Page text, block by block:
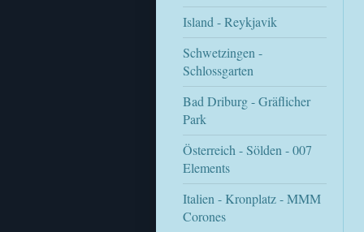
Island - Reykjavik
Schwetzingen -
Schlossgarten
Bad Driburg - Gräflicher
Park
Österreich - Sölden - 007
Elements
Italien - Kronplatz - MMM
Corones